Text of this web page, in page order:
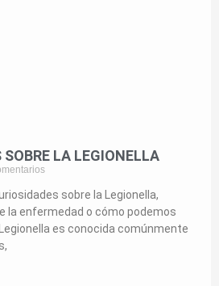
SOBRE LA LEGIONELLA
sobre la Legionella,
la enfermedad o cómo podemos
es conocida comúnmente